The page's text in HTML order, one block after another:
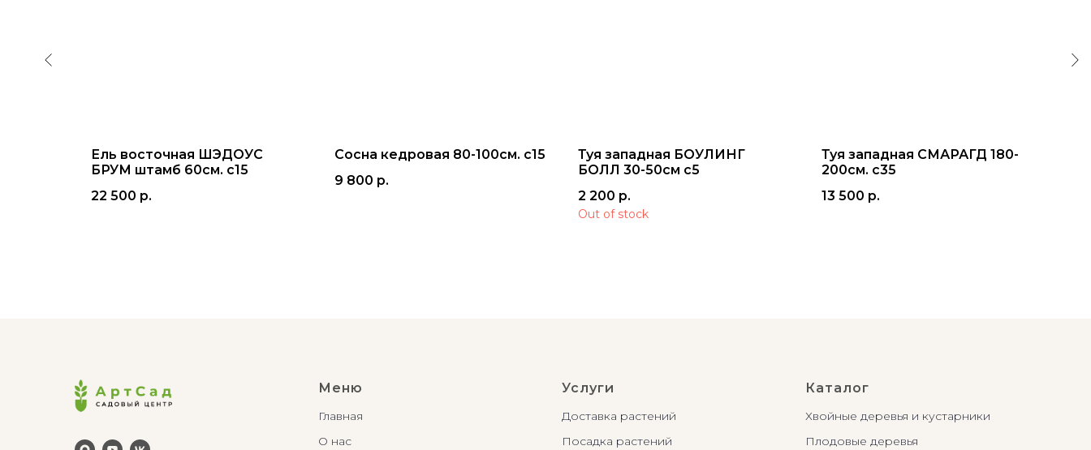
Ель восточная ШЭДОУС
БРУМ штамб 60cм. с15
22 500 р.
Сосна кедровая 80-100см. с15
9 800 р.
Туя западная БОУЛИНГ
БОЛЛ 30-50см с5
2 200 р.
Out of stock
Туя западная СМАРАГД 180-
200см. с35
13 500 р.
Меню
Главная
О нас
Услуги
Доставка растений
Посадка растений
Каталог
Хвойные деревья и кустарники
Плодовые деревья